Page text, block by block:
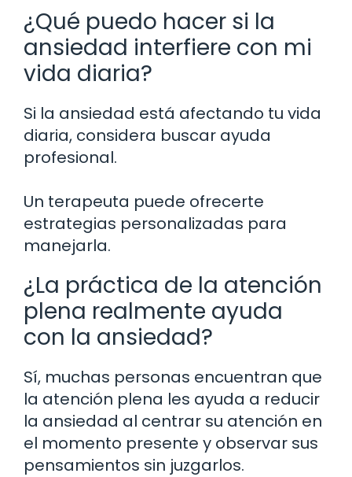
¿Qué puedo hacer si la
ansiedad interfiere con mi
vida diaria?
Si la ansiedad está afectando tu vida
diaria, considera buscar ayuda
profesional.
Un terapeuta puede ofrecerte
estrategias personalizadas para
manejarla.
¿La práctica de la atención
plena realmente ayuda
con la ansiedad?
Sí, muchas personas encuentran que
la atención plena les ayuda a reducir
la ansiedad al centrar su atención en
el momento presente y observar sus
pensamientos sin juzgarlos.